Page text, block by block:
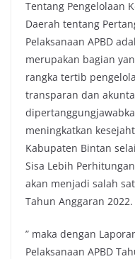
Tentang Pengelolaan
Daerah tentang
Pelaksanaan APBD
merupakan bagian
rangka tertib
transparan dan
meningkatkan
Kabupaten Bintan
Sisa Lebih
akan menjadi salah
Tahun Anggaran 2022.
” maka dengan
Pelaksanaan APBD